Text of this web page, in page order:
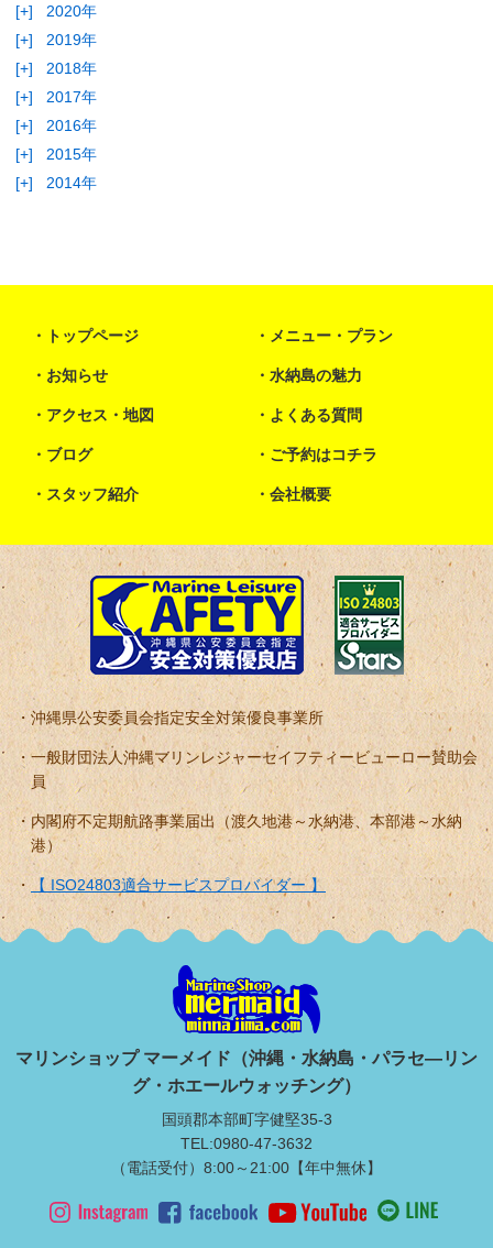
[+]
2020年
[+]
2019年
[+]
2018年
[+]
2017年
[+]
2016年
[+]
2015年
[+]
2014年
トップページ メニュー・プラン
お知らせ 水納島の魅力
アクセス・地図 よくある質問
ブログ ご予約はコチラ
スタッフ紹介 会社概要
沖縄県公安委員会指定安全対策優良事業所
一般財団法人沖縄マリンレジャーセイフティービューロー賛助会
員
内閣府不定期航路事業届出（渡久地港～水納港、本部港～水納
港）
【 ISO24803適合サービスプロバイダー 】
マリンショップ マーメイド（沖縄・水納島・パラセ―リン
グ・ホエールウォッチング）
国頭郡本部町字健堅35-3
TEL:0980-47-3632
（電話受付）8:00～21:00【年中無休】